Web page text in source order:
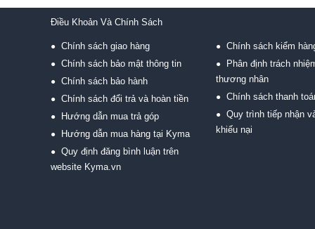
Điều Khoản Và Chính Sách
● Chính sách giao hàng
● Chính sách bảo mật thông tin
● Chính sách bảo hành
● Chính sách đổi trả và hoàn tiền
● Hướng dẫn mua trả góp
● Hướng dẫn mua hàng tại Kyma
● Quy định đăng bình luận trên
website Kyma.vn
● Chính sách kiểm
●
Phân định trách
thương nhân
● Chính sách thanh
● Quy trình tiếp nhận
khiếu nại